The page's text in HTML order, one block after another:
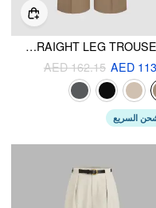
BELTED ASYMMETRIC STRAIGHT LEG TROUSERS
AED
AED 162.15
السريع